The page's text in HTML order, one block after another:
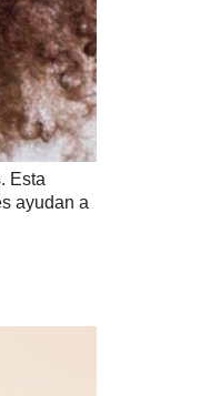
Esta
ayudan a